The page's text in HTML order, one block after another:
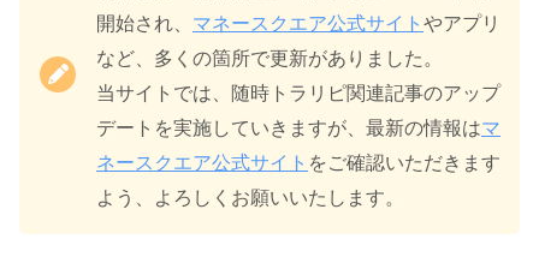
開始され、 マネースクエア公式サイト やアプリ
など、多くの箇所で更新がありました。
当サイトでは、随時トラリピ関連記事のアップ
デートを実施していきますが、最新の情報はマ
ネースクエア公式サイト をご確認いただきます
よう、よろしくお願いいたします。